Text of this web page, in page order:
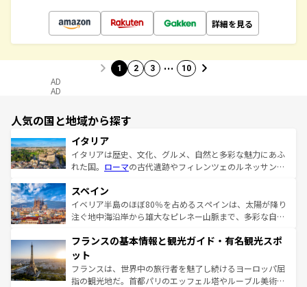
詳細を見る
1 2 3 … 10
AD
AD
人気の国と地域から探す
イタリア
イタリアは歴史、文化、グルメ、自然と多彩な魅力にあふ
れた国。 ローマの古代遺跡やフィレンツェのルネッサンス
ろん、トスカーナの美しい田園風景やアマルフィ海岸の絶
景など、自然景観も見逃せない。観光の合間には、本場の
ピザやパスタなど、絶品のイタリア料理を堪能することも
ませてくれるイタリアで、忘れられない旅をしてみよう！
なお、新着のイタリア情報は
しい。
スペイン
イベリア半島のほぼ80％を占めるスペインは、太陽が降り
注ぐ地中海沿岸から雄大なピレネー山脈まで、多彩な自然
文化が根付くこの国では、情熱的なフラメンコ、熱気あふ
れる闘牛、そして美味しいタパスが生活の一部となってい
る。首都マドリードの洗練された雰囲気や、バルセロナの
アートに溢れた街角から、地方では古代ローマ遺跡や中世
フランスの基本情報と観光ガイド・有名観光スポ
ット
フランスは、世界中の旅行者を魅了し続けるヨーロッパ屈
指の観光地だ。首都パリのエッフェル塔やルーブル美術館